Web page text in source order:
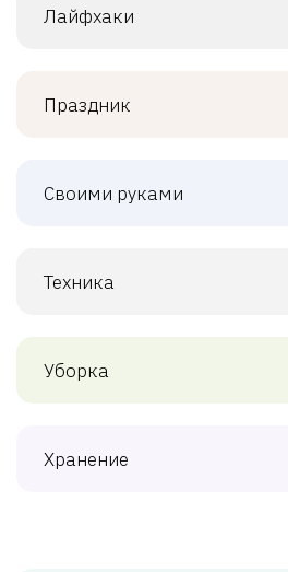
Лайфхаки
Праздник
Своими руками
Техника
Уборка
Хранение